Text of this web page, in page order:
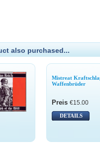
also purchased...
Mistreat
Waffenbrüder
Preis €15.00
DETAILS